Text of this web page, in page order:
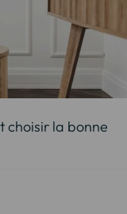
choisir la bonne